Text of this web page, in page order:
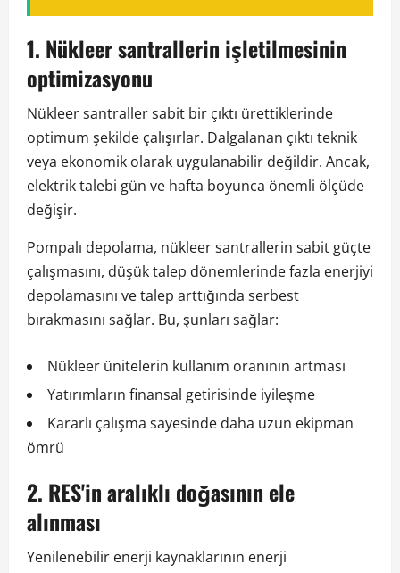
1. Nükleer santrallerin işletilmesinin
optimizasyonu
Nükleer santraller sabit bir çıktı ürettiklerinde
optimum şekilde çalışırlar. Dalgalanan çıktı teknik
veya ekonomik olarak uygulanabilir değildir. Ancak,
elektrik talebi gün ve hafta boyunca önemli ölçüde
değişir.
Pompalı depolama, nükleer santrallerin sabit güçte
çalışmasını, düşük talep dönemlerinde fazla enerjiyi
depolamasını ve talep arttığında serbest
bırakmasını sağlar. Bu, şunları sağlar:
Nükleer ünitelerin kullanım oranının artması
Yatırımların finansal getirisinde iyileşme
Kararlı çalışma sayesinde daha uzun ekipman
ömrü
2. RES'in aralıklı doğasının ele
alınması
Yenilenebilir enerji kaynaklarının enerji